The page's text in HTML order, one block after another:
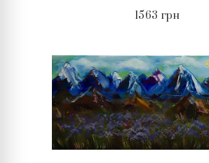
1563 грн